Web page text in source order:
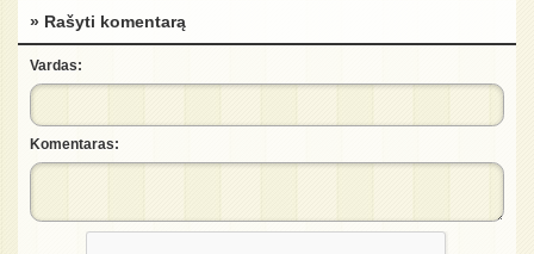
» Rašyti komentarą
Vardas:
Komentaras: